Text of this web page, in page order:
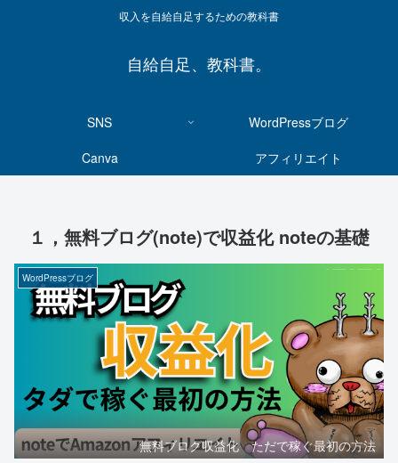
収入を自給自足するための教科書
自給自足、教科書。
SNS
WordPressブログ
Canva
アフィリエイト
１，無料ブログ(note)で収益化 noteの基礎
WordPressブログ
無料ブログ収益化 ただで稼ぐ最初の方法